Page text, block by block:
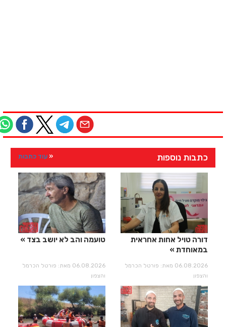
כתבות נוספות עוד כתבות
דורה טויל אחות אחראית
במאוחדת
06.08.2026 מאת: פורטל הכרמל
והצפון
טועמה והב לא יושב בצד
06.08.2026 מאת: פורטל הכרמל
והצפון